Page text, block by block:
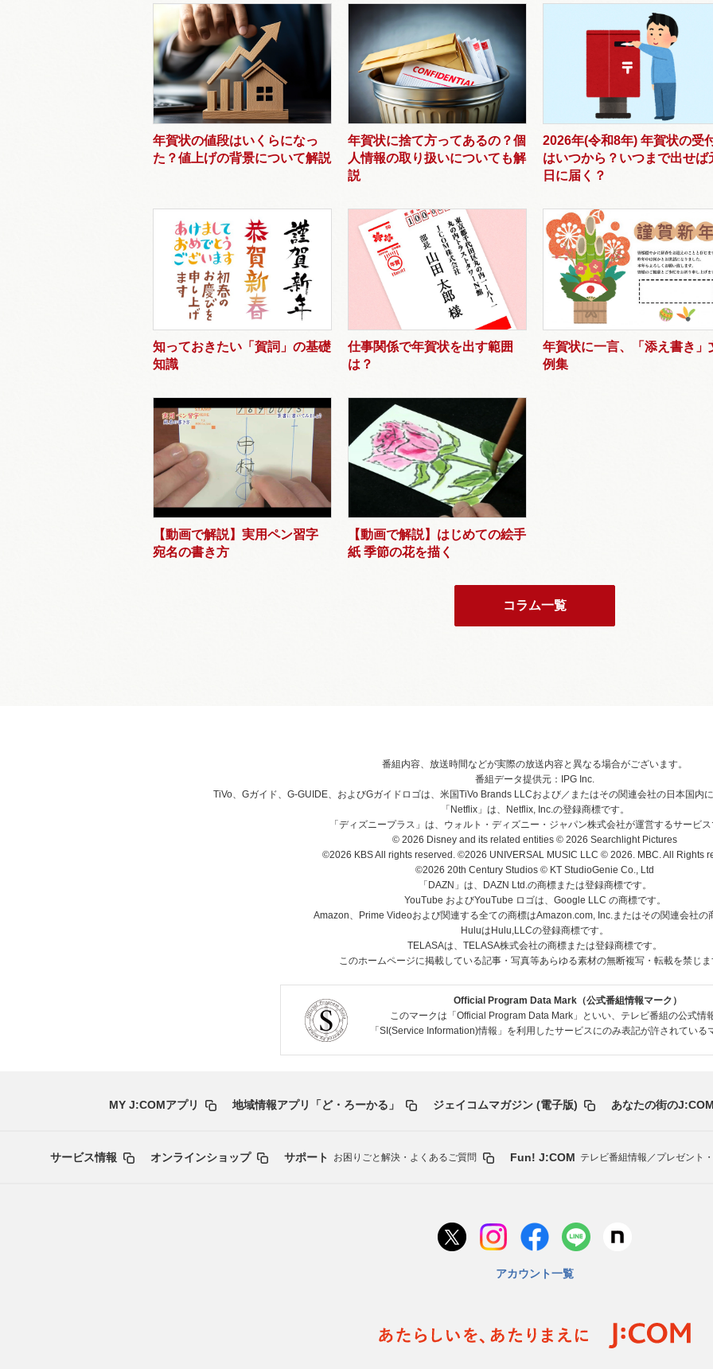
年賀状の値段はいくらになっ
た？値上げの背景について解説
年賀状に捨て方ってあるの？個
人情報の取り扱いについても解
説
2026年(令和8年) 年賀状の受
はいつから？いつまで出せば
日に届く？
知っておきたい「賀詞」の基礎
知識
仕事関係で年賀状を出す範囲
は？
年賀状に一言、「添え書き」
例集
【動画で解説】実用ペン習字
宛名の書き方
【動画で解説】はじめての絵手
紙 季節の花を描く
コラム一覧
番組内容、放送時間などが実際の放送内容と異なる場合がございます。
番組データ提供元：IPG Inc.
TiVo、Gガイド、G-GUIDE、およびGガイドロゴは、米国TiVo Brands LLCおよび／またはその関連会社の日本国内
「Netflix」は、Netflix, Inc.の登録商標です。
「ディズニープラス」は、ウォルト・ディズニー・ジャパン株式会社が運営するサービ
© 2026 Disney and its related entities © 2026 Searchlight Pictures
©2026 KBS All rights reserved. ©2026 UNIVERSAL MUSIC LLC © 2026. MBC. All Rights
©2026 20th Century Studios © KT StudioGenie Co., Ltd
「DAZN」は、DAZN Ltd.の商標または登録商標です。
YouTube およびYouTube ロゴは、Google LLC の商標です。
Amazon、Prime Videoおよび関連する全ての商標はAmazon.com, Inc.またはその関連会社の
HuluはHulu,LLCの登録商標です。
TELASAは、TELASA株式会社の商標または登録商標です。
このホームページに掲載している記事・写真等あらゆる素材の無断複写・転載を禁じ
Official Program Data Mark（公式番組情報マーク）
このマークは「Official Program Data Mark」といい、テレビ番組の公式情
「SI(Service Information)情報」を利用したサービスにのみ表記が許されている
MY J:COMアプリ 地域情報アプリ「ど・ろーかる」 ジェイコムマガジン (電子版) あなたの街の
サービス情報 オンラインショップ サポート お困りごと解決・よくあるご質問 Fun! J:COM テレビ番組情報／プレゼント
アカウント一覧